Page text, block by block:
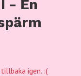
- En
igen. :(